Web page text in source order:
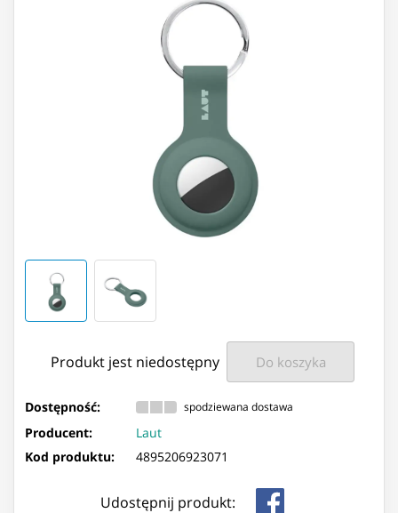
Produkt jest niedostępny Do koszyka
Dostępność: spodziewana dostawa
Producent:
Laut
Kod produktu:
4895206923071
Udostępnij produkt: